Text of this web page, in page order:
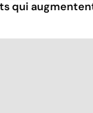
qui